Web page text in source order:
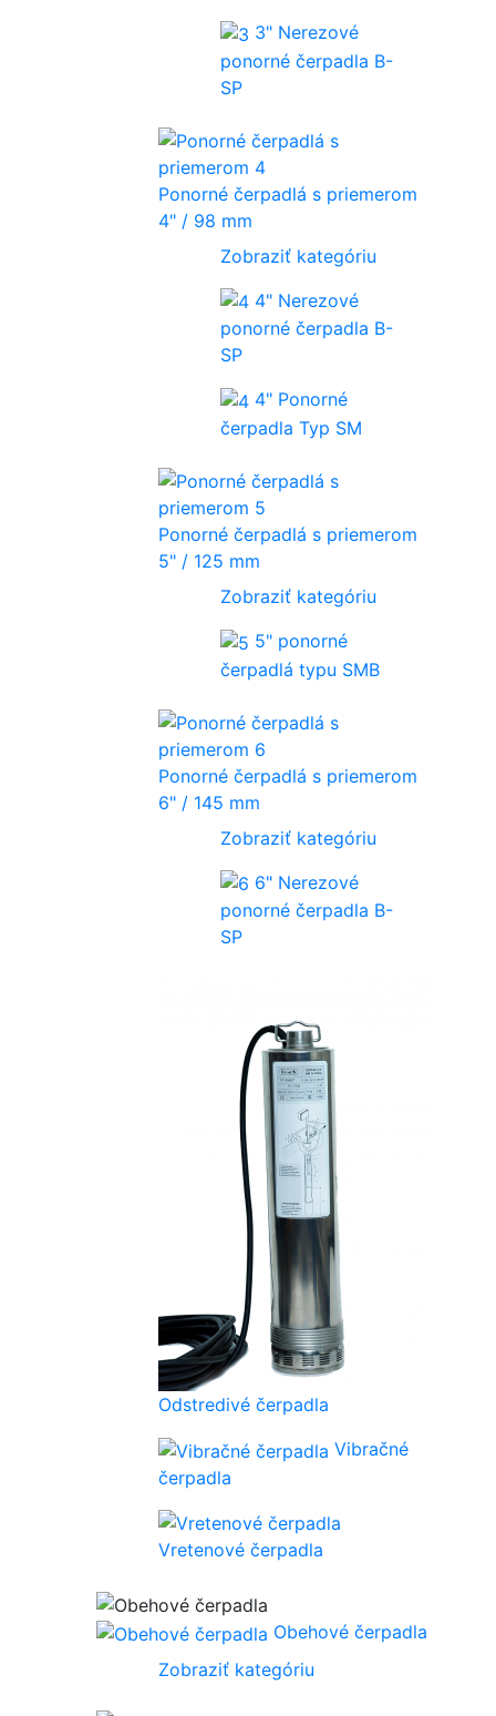
3" Nerezové
ponorné čerpadla B-
SP
Ponorné čerpadlá s priemerom
4" / 98 mm
Zobraziť kategóriu
4" Nerezové
ponorné čerpadla B-
SP
4" Ponorné
čerpadla Typ SM
Ponorné čerpadlá s priemerom
5" / 125 mm
Zobraziť kategóriu
5" ponorné
čerpadlá typu SMB
Ponorné čerpadlá s priemerom
6" / 145 mm
Zobraziť kategóriu
6" Nerezové
ponorné čerpadla B-
SP
Odstredivé čerpadla
Vibračné
čerpadla
Vretenové čerpadla
Obehové čerpadla
Zobraziť kategóriu